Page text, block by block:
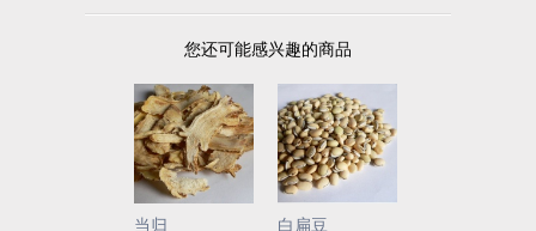
您还可能感兴趣的商品
当归 白扁豆